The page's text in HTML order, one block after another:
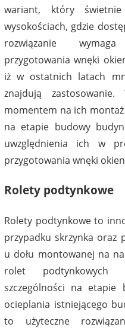
wariant, który
wysokościach, gdzie
rozwiązanie
przygotowania wnęki
iż w ostatnich latach
znajdują
momentem na ich
na etapie budowy
uwzględnienia ich w
przygotowania wnęki
Rolety podtynkowe
Rolety podtynkowe to
przypadku skrzynka oraz
u dołu montowanej na
rolet podtynkowych
szczególności na etapie
ocieplania istniejącego
to użyteczne